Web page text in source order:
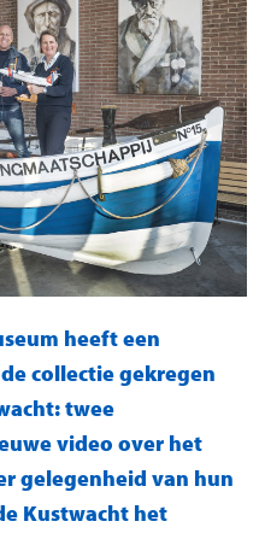
heeft een
collectie gekregen
twee
video over het
gelegenheid van hun
Kustwacht het